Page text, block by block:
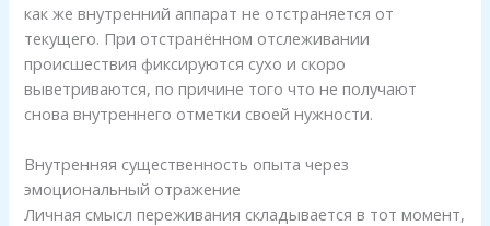
как же внутренний аппарат не отстраняется от
текущего. При отстранённом отслеживании
происшествия фиксируются сухо и скоро
выветриваются, по причине того что не получают
снова внутреннего отметки своей нужности.
Внутренняя существенность опыта через
эмоциональный отражение
Личная смысл переживания складывается в тот момент,